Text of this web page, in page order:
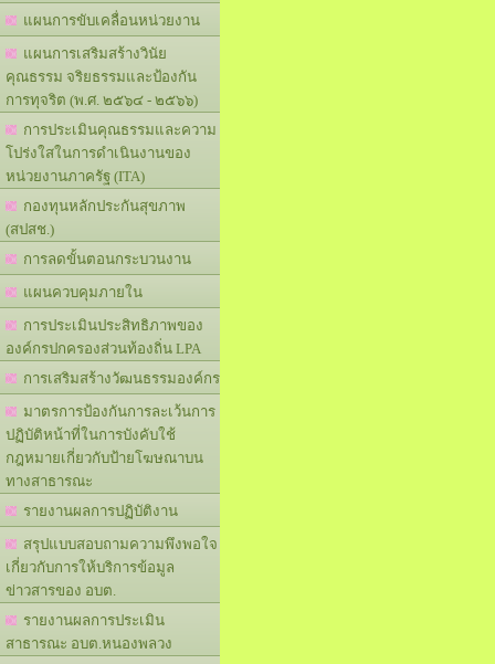
แผนการขับเคลื่อนหน่วยงาน
แผนการเสริมสร้างวินัย
คุณธรรม จริยธรรมและป้องกัน
การทุจริต (พ.ศ. ๒๕๖๔ - ๒๕๖๖)
การประเมินคุณธรรมและความ
โปร่งใสในการดำเนินงานของ
หน่วยงานภาครัฐ (ITA)
กองทุนหลักประกันสุขภาพ
(สปสช.)
การลดขั้นตอนกระบวนงาน
แผนควบคุมภายใน
การประเมินประสิทธิภาพของ
องค์กรปกครองส่วนท้องถิ่น LPA
การเสริมสร้างวัฒนธรรมองค์กร
มาตรการป้องกันการละเว้นการ
ปฏิบัติหน้าที่ในการบังคับใช้
กฎหมายเกี่ยวกับป้ายโฆษณาบน
ทางสาธารณะ
รายงานผลการปฏิบัติงาน
สรุปแบบสอบถามความพึงพอใจ
เกี่ยวกับการให้บริการข้อมูล
ข่าวสารของ อบต.
รายงานผลการประเมิน
สาธารณะ อบต.หนองพลวง